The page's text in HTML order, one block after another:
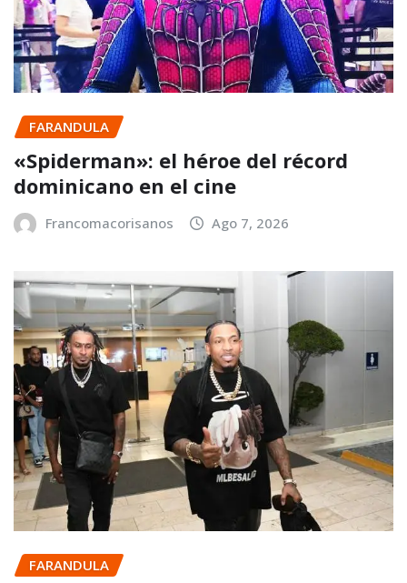
FARANDULA
«Spiderman»: el héroe del récord
dominicano en el cine
Francomacorisanos Ago 7, 2026
FARANDULA